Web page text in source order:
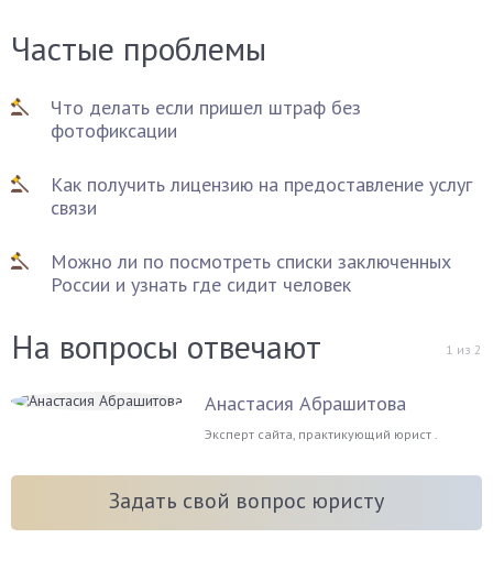
Частые проблемы
Что делать если пришел штраф без
фотофиксации
Как получить лицензию на предоставление услуг
связи
Можно ли по посмотреть списки заключенных
России и узнать где сидит человек
На вопросы отвечают 1 из 2
Анастасия Абрашитова
Эксперт сайта, практикующий юрист .
Задать свой вопрос юристу